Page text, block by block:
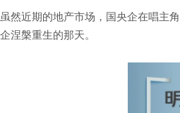
虽然近期的地产市场，国央企在唱主
企涅槃重生的那天。